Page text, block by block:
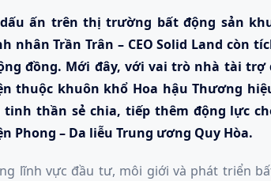
ấn trên thị trường bất động sản
nhân Trần Trân – CEO Solid Land còn
đồng. Mới đây, với vai trò nhà tài trợ
thuộc khuôn khổ Hoa hậu Thương
thần sẻ chia, tiếp thêm động lực
Phong – Da liễu Trung ương Quy Hòa.
lĩnh vực đầu tư, môi giới và phát triển